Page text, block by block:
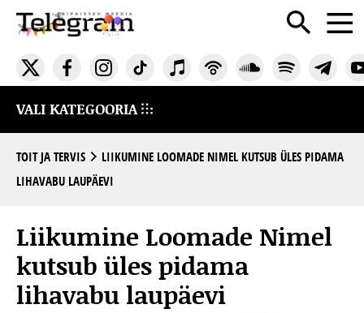
VALI KATEGOORIA
TOIT JA TERVIS
LIIKUMINE LOOMADE NIMEL KUTSUB ÜLES PIDAMA
LIHAVABU LAUPÄEVI
Liikumine Loomade Nimel
kutsub üles pidama
lihavabu laupäevi